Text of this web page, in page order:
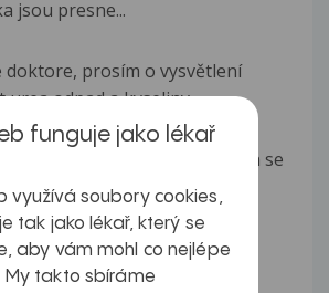
jsou presne...
doktore, prosím o vysvětlení
odpad a kyseliny...
má DNU a chtěla bych se
v...
bych se zeptat- dnes jsem
krvi a...
funguje jako lékař
využívá soubory cookies,
tak jako lékař, který se
aby vám mohl co nejlépe
My takto sbíráme